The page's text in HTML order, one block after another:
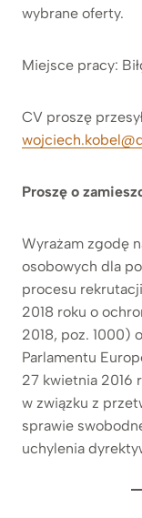
wybrane oferty.
Miejsce pracy:
CV proszę
Proszę o
Wyrażam zgodę
osobowych dla
procesu
2018 roku o
2018, poz. 1000)
Parlamentu
27 kwietnia 2016
w związku z
sprawie
uchylenia